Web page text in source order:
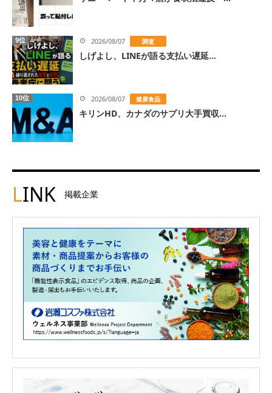
9位 2026/08/07 調査
しげよし、LINEが語る支払い遅延...
10位 2026/08/07 健康食品
キリンHD、カナダのサプリ大手買収...
LINK 掲載企業